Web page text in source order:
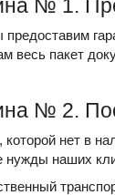
№ 1.
весь пакет
№ 2.
нет в
нужды наших